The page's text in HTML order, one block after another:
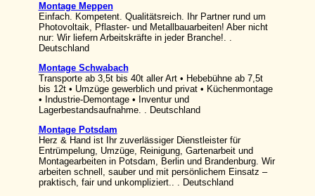
Montage Meppen
Einfach. Kompetent. Qualitätsreich. Ihr Partner rund um
Photovoltaik, Pflaster- und Metallbauarbeiten! Aber nicht
nur: Wir liefern Arbeitskräfte in jeder Branche!. .
Deutschland
Montage Schwabach
Transporte ab 3,5t bis 40t aller Art • Hebebühne ab 7,5t
bis 12t • Umzüge gewerblich und privat • Küchenmontage
• Industrie-Demontage • Inventur und
Lagerbestandsaufnahme. . Deutschland
Montage Potsdam
Herz & Hand ist Ihr zuverlässiger Dienstleister für
Entrümpelung, Umzüge, Reinigung, Gartenarbeit und
Montagearbeiten in Potsdam, Berlin und Brandenburg. Wir
arbeiten schnell, sauber und mit persönlichem Einsatz –
praktisch, fair und unkompliziert.. . Deutschland